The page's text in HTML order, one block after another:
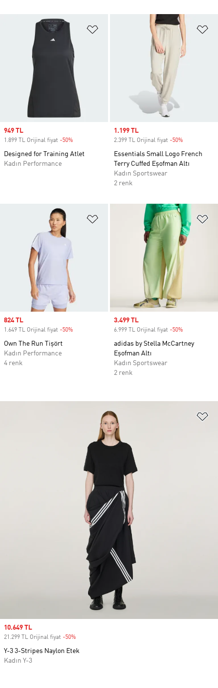
Favori Listesine Ekle
Sale price
949 TL
1.899 TL Orijinal fiyat -50%
Designed for Training Atlet
Kadın Performance
Sale price
1.199 TL
2.399 TL Orijinal fiyat -50%
Essentials Small Logo French
Terry Cuffed Eşofman Altı
Kadın Sportswear
2 renk
Favori Listesine Ekle
Sale price
824 TL
1.649 TL Orijinal fiyat -50%
Own The Run Tişört
Kadın Performance
4 renk
Sale price
3.499 TL
6.999 TL Orijinal fiyat -50%
adidas by Stella McCartney
Eşofman Altı
Kadın Sportswear
2 renk
Sale price
10.649 TL
21.299 TL Orijinal fiyat -50%
Y-3 3-Stripes Naylon Etek
Kadın Y-3